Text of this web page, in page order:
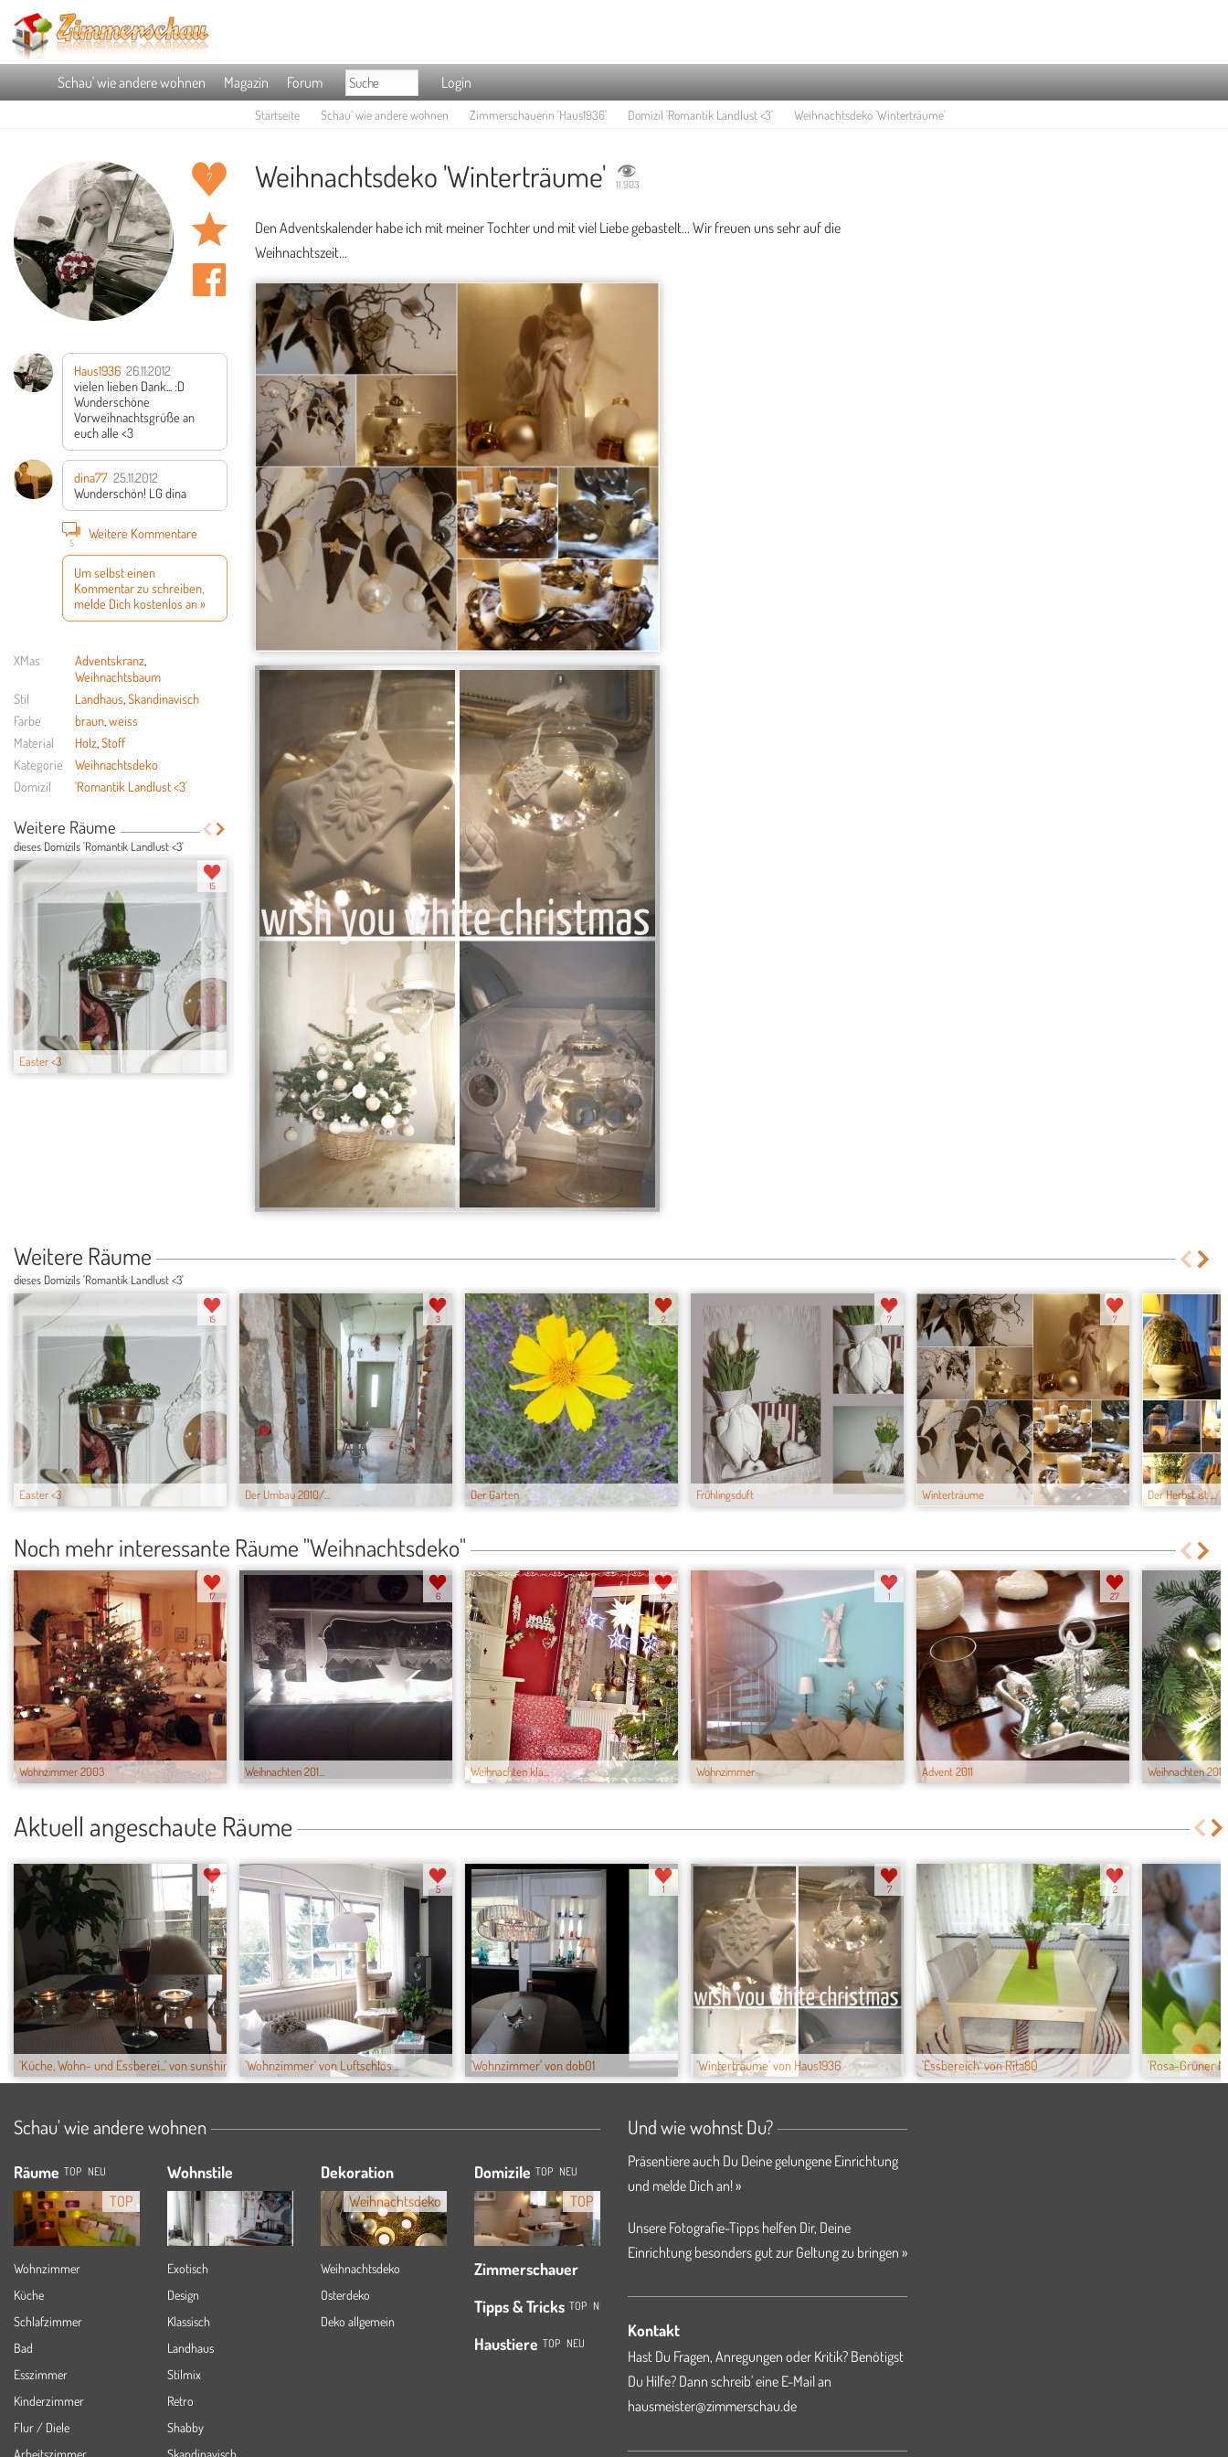
Schau' wie andere wohnen Magazin Forum Login
Startseite Schau' wie andere wohnen Zimmerschauerin 'Haus1936' Domizil 'Romantik Landlust <3' Weihnachtsdeko 'Winterträume'
7
Haus1936 26.11.2012
vielen lieben Dank... :D
Wunderschöne
Vorweihnachtsgrüße an
euch alle <3
dina77 25.11.2012
Wunderschön! LG dina
5
Weitere Kommentare
Um selbst einen
Kommentar zu schreiben,
melde Dich kostenlos an »
XMas Adventskranz,
Weihnachtsbaum
Stil
Landhaus,Skandinavisch
Farbe
braun,weiss
Material
Holz,Stoff
Kategorie
Weihnachtsdeko
Domizil
'Romantik Landlust <3'
Weitere Räume
dieses Domizils 'Romantik Landlust <3'
Easter <3
15
Der Umbau 2010/... Der Garten
Weihnachtsdeko 'Winterträume' 11.903
Den Adventskalender habe ich mit meiner Tochter und mit viel Liebe gebastelt... Wir freuen uns sehr auf die
Weihnachtszeit...
Weitere Räume
dieses Domizils 'Romantik Landlust <3'
Easter <3
15
Der Umbau 2010/...
3
Der Garten
2
Frühlingsduft
7
Winterträume
7
Der Herbst ist ...
Noch mehr interessante Räume "Weihnachtsdeko"
Wohnzimmer 2003
17
Weihnachten 201...
6
Weihnachten kla...
14
Wohnzimmer
1
Advent 2011
27
Weihnachten 201...
Aktuell angeschaute Räume
'Küche, Wohn- und Essberei...' von sunshineX
4
'Wohnzimmer' von Luftschlos...
5
'Wohnzimmer' von dob01
1
'Winterträume' von Haus1936
7
'Essbereich' von Rita80
2
'Rosa-Grüner
Schau' wie andere wohnen
Räume TOP NEU
TOP
Wohnzimmer
Küche
Schlafzimmer
Bad
Esszimmer
Kinderzimmer
Flur / Diele
Arbeitszimmer
Wohnstile
Exotisch
Design
Klassisch
Landhaus
Stilmix
Retro
Shabby
Skandinavisch
Dekoration
Weihnachtsdeko
Weihnachtsdeko
Osterdeko
Deko allgemein
Domizile TOP NEU
TOP
Zimmerschauer
Tipps & Tricks TOP NEU
Haustiere TOP NEU
Und wie wohnst Du?
Präsentiere auch Du Deine gelungene Einrichtung
und melde Dich an! »
Unsere Fotografie-Tipps helfen Dir, Deine
Einrichtung besonders gut zur Geltung zu bringen »
Kontakt
Hast Du Fragen, Anregungen oder Kritik? Benötigst
Du Hilfe? Dann schreib' eine E-Mail an
hausmeister@zimmerschau.de